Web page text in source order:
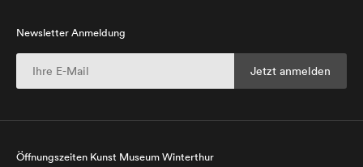
Newsletter Anmeldung
Öffnungszeiten Kunst Museum Winterthur